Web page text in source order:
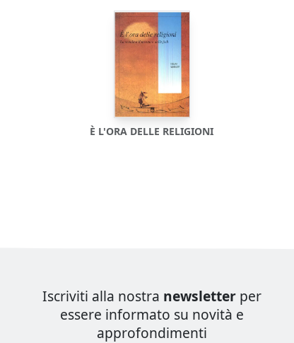
È L'ORA DELLE RELIGIONI
Iscriviti alla nostra newsletter per
essere informato su novità e
approfondimenti